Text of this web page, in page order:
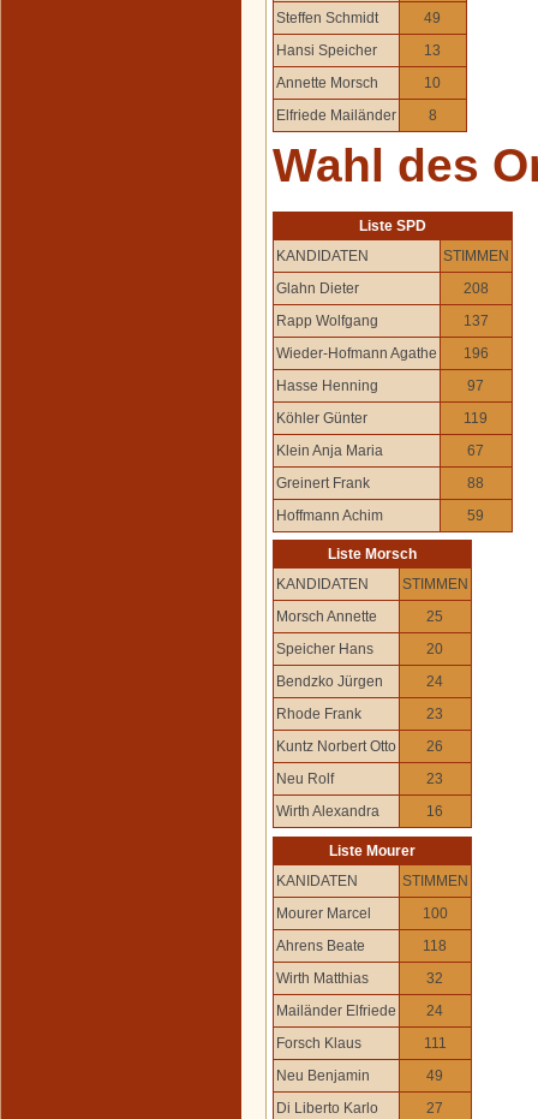
Steffen Schmidt
49
Hansi Speicher
13
Annette Morsch
10
Elfriede Mailänder
8
Wahl des
Liste SPD
KANDIDATEN
STIMMEN
Glahn Dieter
208
Rapp Wolfgang
137
Wieder-Hofmann Agathe
196
Hasse Henning
97
Köhler Günter
119
Klein Anja Maria
67
Greinert Frank
88
Hoffmann Achim
59
Liste Morsch
KANDIDATEN
STIMMEN
Morsch Annette
25
Speicher Hans
20
Bendzko Jürgen
24
Rhode Frank
23
Kuntz Norbert Otto
26
Neu Rolf
23
Wirth Alexandra
16
Liste Mourer
KANIDATEN
STIMMEN
Mourer Marcel
100
Ahrens Beate
118
Wirth Matthias
32
Mailänder Elfriede
24
Forsch Klaus
111
Neu Benjamin
49
Di Liberto Karlo
27